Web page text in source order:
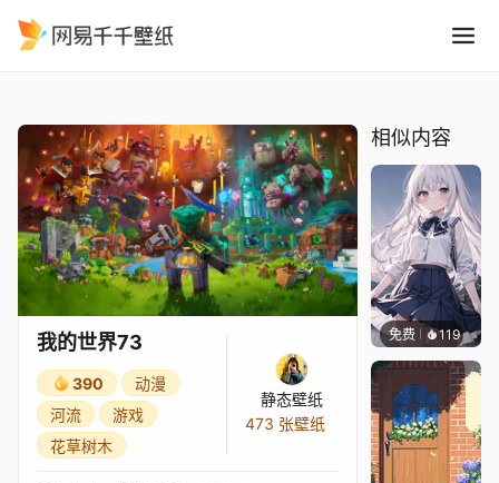
我的世界73
390
动漫
河流
游戏
花草树木
静态壁纸
473 张壁纸
相似内容
免费 119S37